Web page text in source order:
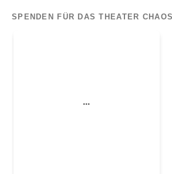
SPENDEN FÜR DAS THEATER